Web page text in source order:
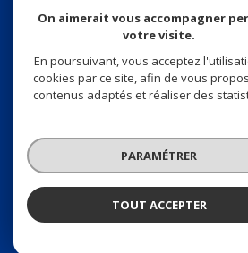
NOUS
© 2026 | Tous droits réservés | Traduction
Plan du site Mentions
On aimerait vous accompagner
votre visite.
En poursuivant, vous acceptez
cookies par ce site, afin de vous
contenus adaptés et réaliser des
PARAMÉTRER
TOUT ACCEPTER